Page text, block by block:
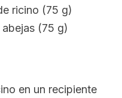
ricino (75 g)
abejas (75 g)
en un recipiente